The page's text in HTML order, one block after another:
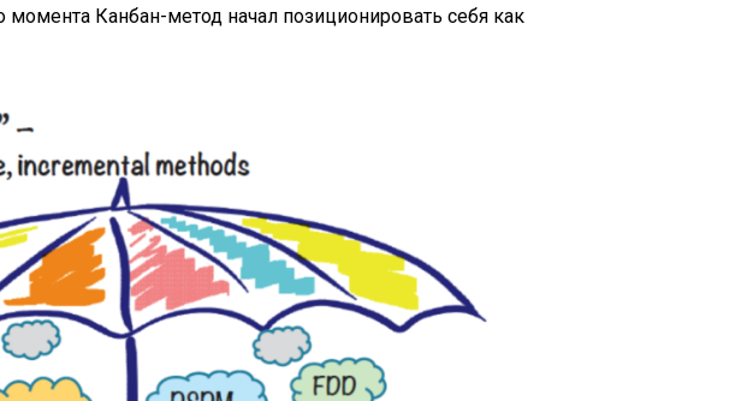
момента Канбан-метод начал позиционировать себя как